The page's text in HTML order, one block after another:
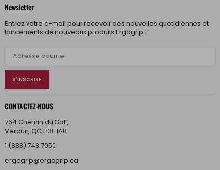
Newsletter
Entrez votre e-mail pour recevoir des nouvelles quotidiennes et
lancements de nouveaux produits Ergogrip !
S'INSCRIRE
CONTACTEZ-NOUS
764 Chemin du Golf,
Verdun, QC H3E 1A8
1 (888) 748 7050
ergogrip@ergogrip.ca